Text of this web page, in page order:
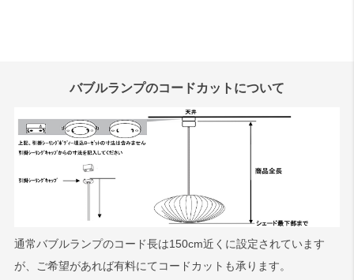
バブルランプのコードカットについて
通常バブルランプのコード長は150cm近くに設定されています
が、ご希望があれば有料にてコードカットも承ります。